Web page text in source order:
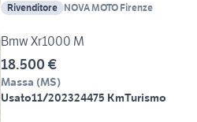
Rivenditore NOVA MOTO Firenze
Bmw Xr1000 M
18.500 €
Massa (MS)
Usato11/202324475 KmTurismo